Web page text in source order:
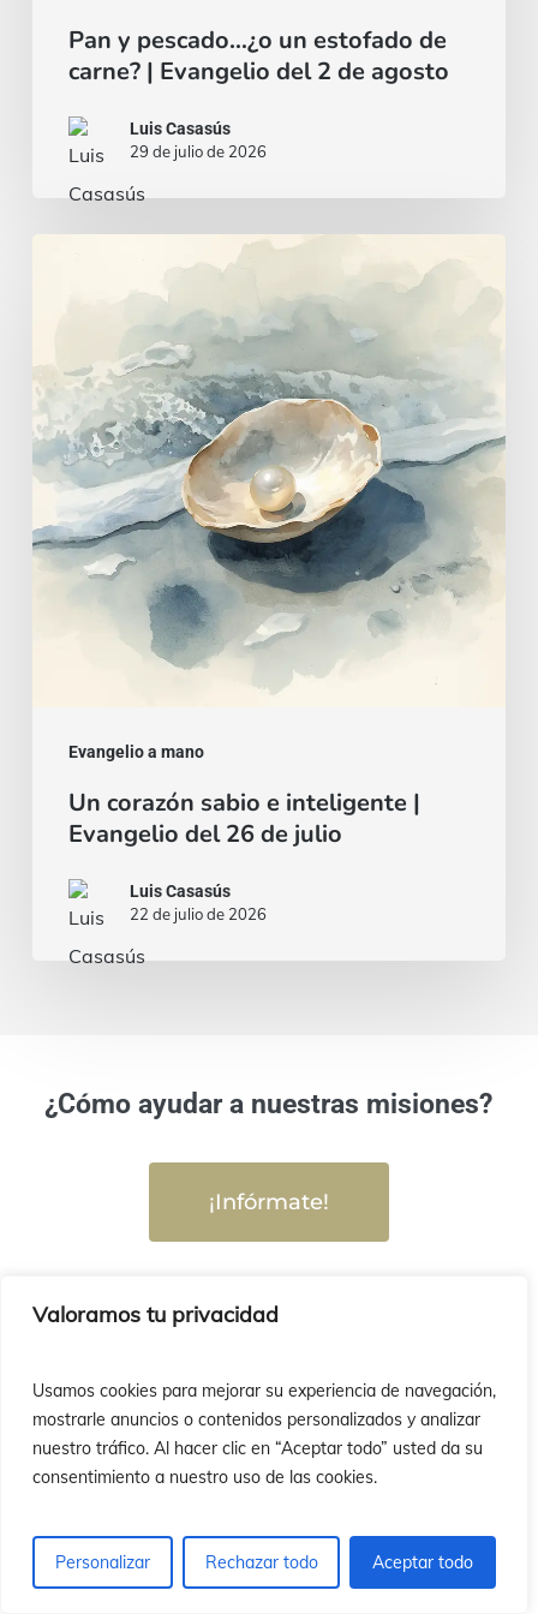
Valoramos tu privacidad
Usamos cookies para mejorar su experiencia de navegación,
mostrarle anuncios o contenidos personalizados y analizar
nuestro tráfico. Al hacer clic en “Aceptar todo” usted da su
consentimiento a nuestro uso de las cookies.
Personalizar Rechazar todo Aceptar todo
Pan y pescado…¿o un estofado de
carne? | Evangelio del 2 de agosto
Luis Casasús
29 de julio de 2026
Evangelio a mano
inteligente
|
Evangelio
del
26
Un corazón sabio e inteligente |
Evangelio del 26 de julio
Luis Casasús
22 de julio de 2026
¿Cómo ayudar a nuestras misiones?
¡Infórmate!
¿Quieres recibir nuestra Newsletter?
¡Suscríbete!